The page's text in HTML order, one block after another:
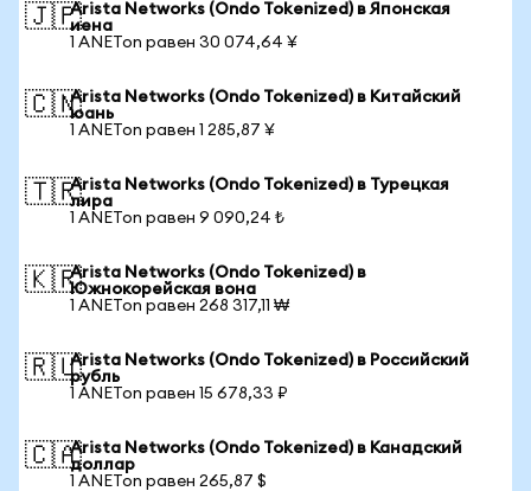
🇯🇵Arista Networks (Ondo Tokenized) в Японская
иена
1 ANETon равен 30 074,64 ¥
🇨🇳Arista Networks (Ondo Tokenized) в Китайский
юань
1 ANETon равен 1 285,87 ¥
🇹🇷Arista Networks (Ondo Tokenized) в Турецкая
лира
1 ANETon равен 9 090,24 ₺
🇰🇷Arista Networks (Ondo Tokenized) в
Южнокорейская вона
1 ANETon равен 268 317,11 ₩
🇷🇺Arista Networks (Ondo Tokenized) в Российский
рубль
1 ANETon равен 15 678,33 ₽
🇨🇦Arista Networks (Ondo Tokenized) в Канадский
доллар
1 ANETon равен 265,87 $